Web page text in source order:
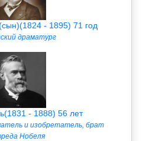
- 1895) 71 год
драматург
- 1888) 56 лет
и изобретатель, брат
Нобеля